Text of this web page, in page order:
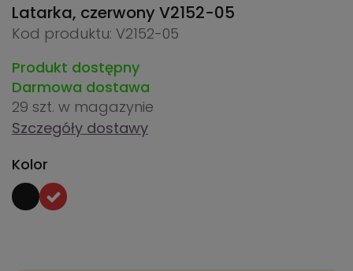
Latarka, czerwonyV2152-05
Kod produktu: V2152-05
Produkt dostępny
Darmowa dostawa
29 szt. w magazynie
Szczegóły dostawy
Kolor